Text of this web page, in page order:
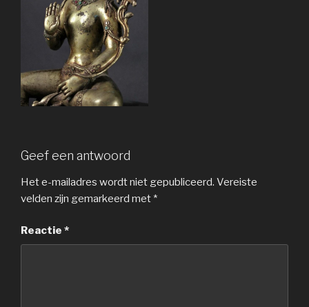
Geef een antwoord
Het e-mailadres wordt niet gepubliceerd. Vereiste
velden zijn gemarkeerd met *
Reactie *